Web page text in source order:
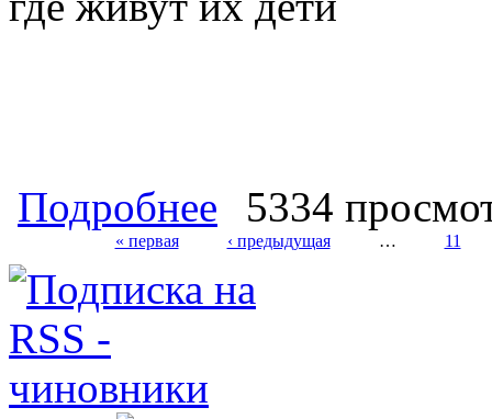
Подробнее о Госчиновники продают Россию
чтобы мы узнали, чем нас кормят.
продукцию), в три раза обгонит
5334
Страницы
« первая ‹ предыдущая … 11